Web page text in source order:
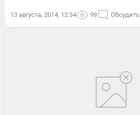
13 августа, 2014, 12:34 99 Обсудить